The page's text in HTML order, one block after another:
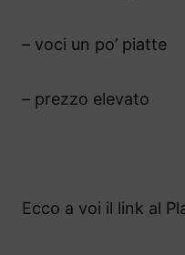
– voci un po’ piatte
– prezzo elevato
Ecco a voi il link al